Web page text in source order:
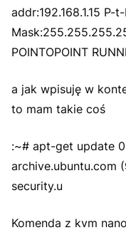
addr:192.168.1.15 P-t-
POINTOPOINT
a jak wpisuję w
to mam takie coś
:~# apt-get update
archive.ubuntu.com
security.u
Komenda z kvm